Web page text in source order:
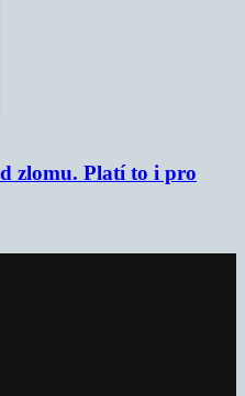
zlomu. Platí to i pro